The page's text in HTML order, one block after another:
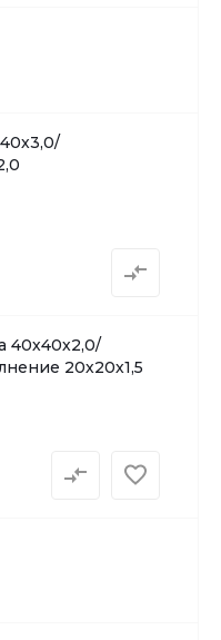
40х40х2,0/
20х20х1,5